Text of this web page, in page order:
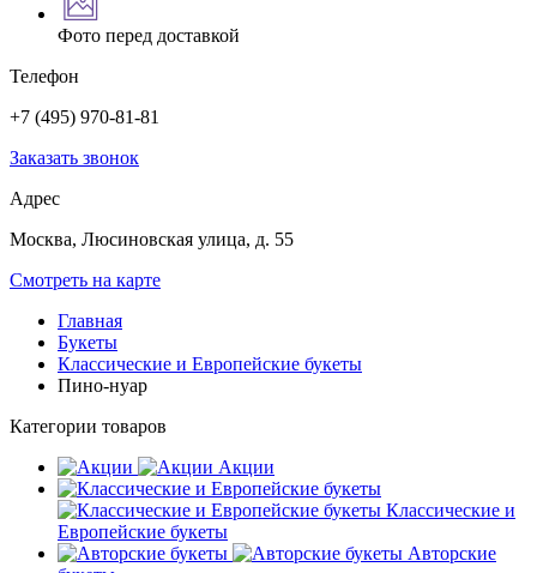
Фото перед доставкой
Телефон
+7 (495) 970-81-81
Заказать звонок
Адрес
Москва, Люсиновская улица, д. 55
Смотреть на карте
Главная
Букеты
Классические и Европейские букеты
Пино-нуар
Категории товаров
Акции
Классические и
Европейские букеты
Авторские